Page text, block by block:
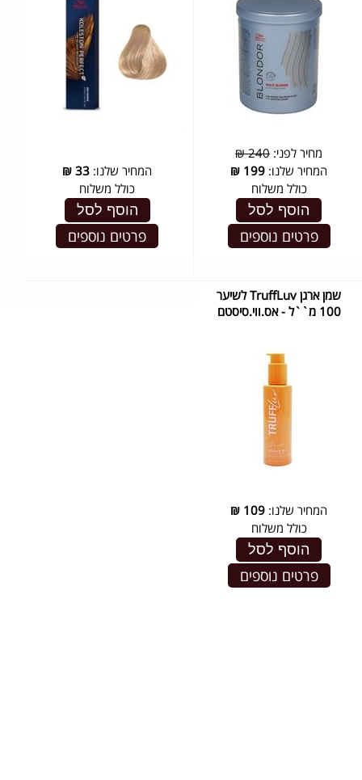
מחיר לפני:240 ₪
המחיר שלנו: 199
₪
כולל משלוח
הוסף לסל
פרטים נוספים
המחיר שלנו: 33
₪
כולל משלוח
הוסף לסל
פרטים נוספים
שמן ארגן TruffLuv לשיער
100 מ``ל - אס.ווי.סיסטם
המחיר שלנו: 109
₪
כולל משלוח
הוסף לסל
פרטים נוספים